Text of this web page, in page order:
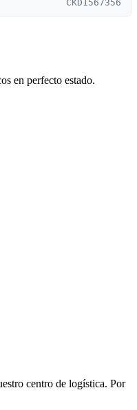
CKD1567356
en perfecto estado.
centro de logística. Por